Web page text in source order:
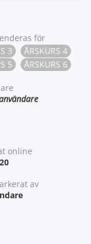
för
3
ÅRSKURS 4
5
ÅRSKURS 6
online
av